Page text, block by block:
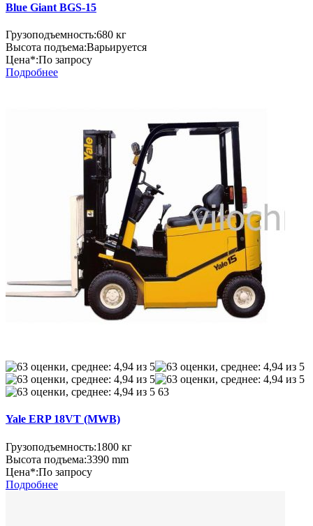
Blue Giant BGS-15
Грузоподъемность:680 кг
Высота подъема:Варьируется
Цена*:По запросу
Подробнее
63
Yale ERP 18VT (MWB)
Грузоподъемность:1800 кг
Высота подъема:3390 mm
Цена*:По запросу
Подробнее